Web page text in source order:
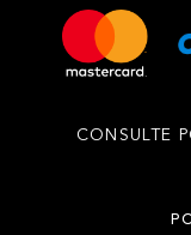
CONSULTE